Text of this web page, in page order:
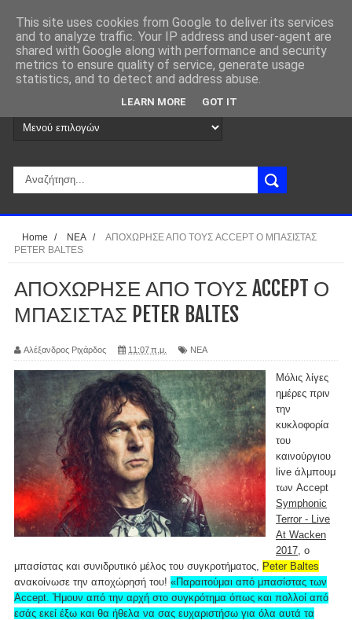
Home / ΝΕΑ /
ΑΠΟΧΩΡΗΣΕ ΑΠΟ ΤΟΥΣ ACCEPT Ο ΜΠΑΣΙΣΤΑΣ
PETER BALTES
ΑΠΟΧΩΡΗΣΕ ΑΠΟ ΤΟΥΣ ACCEPT Ο
ΜΠΑΣΙΣΤΑΣ PETER BALTES
Αλέξανδρος Ριχάρδος 11:07 π.μ. ΝΕΑ
Μόλις λίγες
ημέρες πριν
την
κυκλοφορία
του
καινούργιου
live άλμπουμ
των Accept
Symphonic
Terror - Live
At Wacken
2017 , o
μπασίστας και συνιδρυτικό μέλος του συγκροτήματος, Peter Baltes
ανακοίνωσε την αποχώρησή του! «Παραιτούμαι από μπασίστας των
Accept. Ήμουν από την αρχή στο συγκρότημα όπως και πολλοί από
εσάς εκεί έξω και θα ήθελα να σας ευχαριστήσω για όλα αυτά τα
This site uses cookies from Google to deliver its services
and to analyze traffic. Your IP address and user-agent are
shared with Google along with performance and security
metrics to ensure quality of service, generate usage
statistics, and to detect and address abuse.
LEARN MORE GOT IT